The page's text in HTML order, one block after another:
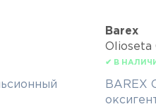
Barex
Olioseta
✔ В
BAREX